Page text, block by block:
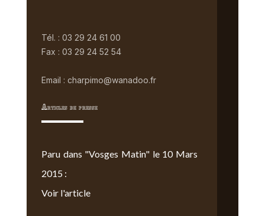
Tél. : 03 29 24 61 00
Fax : 03 29 24 52 54
Email : charpimo@wanadoo.fr
Articles de presse
Paru dans "Vosges Matin" le 10 Mars
2015 :
Voir l'article